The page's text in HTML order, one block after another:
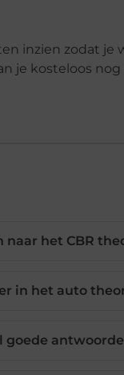
inzien zodat je
je kosteloos
het CBR
in het auto